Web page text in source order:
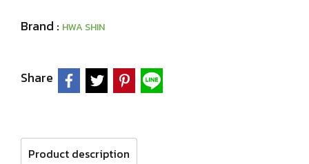
Brand : HWA SHIN
Share
Product description